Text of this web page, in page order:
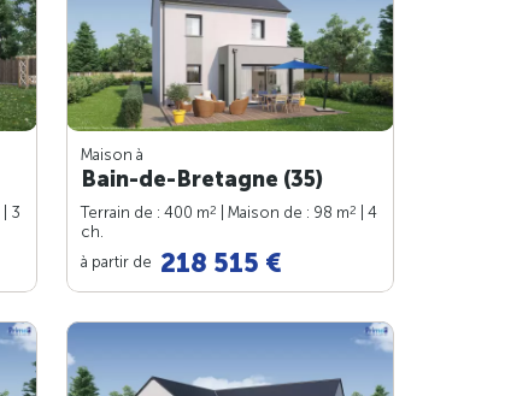
| 3
Maison à
Bain-de-Bretagne (35)
Terrain de : 400 m2 | Maison de : 98 m2
| 4
ch.
à partir de 218 515 €